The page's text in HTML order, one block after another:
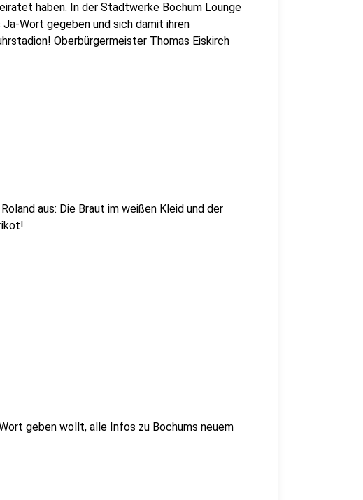
haben. In der Stadtwerke Bochum Lounge
Wort gegeben und sich damit ihren
Oberbürgermeister Thomas Eiskirch
aus: Die Braut im weißen Kleid und der
geben wollt, alle Infos zu Bochums neuem